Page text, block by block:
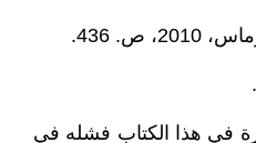
في هذا الكتاب فشله في